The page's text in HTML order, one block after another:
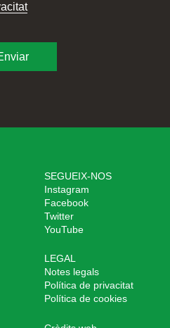
SEGUEIX-NOS
Instagram
Facebook
Twitter
YouTube
LEGAL
Notes legals
Política de privacitat
Política de cookies